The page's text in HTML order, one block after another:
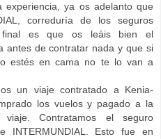
ya os adelanto que
correduría de los seguros
final es que os leáis bien el
antes de contratar nada y que si
estés en cama no te lo van a
un viaje contratado a Kenia-
los vuelos y pagado a la
Contratamos el seguro
INTERMUNDIAL. Esto fue en